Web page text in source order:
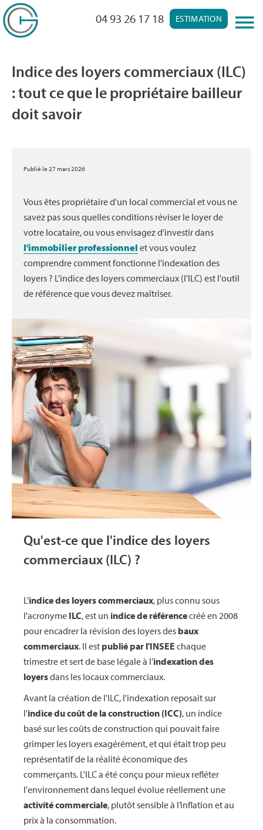
ESTIMATION
04 93 26 17 18
Indice des loyers commerciaux (ILC)
: tout ce que le propriétaire bailleur
doit savoir
Publié le 27 mars 2026
Vous êtes propriétaire d'un local commercial et vous ne
savez pas sous quelles conditions réviser le loyer de
votre locataire, ou vous envisagez d'investir dans
l'immobilier professionnel et vous voulez
comprendre comment fonctionne l'indexation des
loyers ? L'indice des loyers commerciaux (l'ILC) est l'outil
de référence que vous devez maîtriser.
Qu'est-ce que l'indice des loyers
commerciaux (ILC) ?
L'indice des loyers commerciaux, plus connu sous
l'acronyme ILC, est un indice de référencecréé en 2008
pour encadrer la révision des loyers des baux
commerciaux. Il est publié par l'INSEE chaque
trimestre et sert de base légale à l'indexation des
loyersdans les locaux commerciaux.
Avant la création de l'ILC, l'indexation reposait sur
l'indice du coût de la construction (ICC), un indice
basé sur les coûts de construction qui pouvait faire
grimper les loyers exagérément, et qui était trop peu
représentatif de la réalité économique des
commerçants. L'ILC a été conçu pour mieux refléter
l'environnement dans lequel évolue réellement une
activité commerciale, plutôt sensible à l’inflation et au
prix à la consommation.